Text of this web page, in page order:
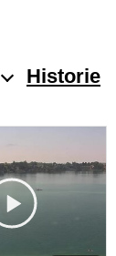
Historie